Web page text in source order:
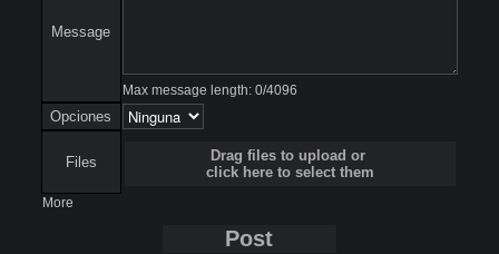
Message
Max message length: 0/4096
Opciones
Files
Drag files to upload or
click here to select them
More
Post